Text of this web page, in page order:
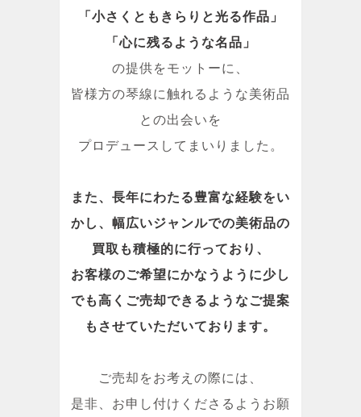
「小さくともきらりと光る作品」
「心に残るような名品」
の提供をモットーに、
皆様方の琴線に触れるような美術品
との出会いを
プロデュースしてまいりました。
また、長年にわたる豊富な経験をい
かし、幅広いジャンルでの美術品の
買取も積極的に行っており、
お客様のご希望にかなうように少し
でも高くご売却できるようなご提案
もさせていただいております。
ご売却をお考えの際には、
是非、お申し付けくださるようお願